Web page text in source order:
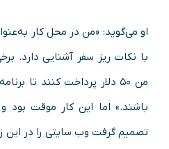
او می‌گوید: «من در محل کار
با نکات ریز سفر آشنایی دارد.
من ۵۰ دلار پرداخت کنند تا
باشند.» اما این کار موقت بود
تصمیم گرفت وب‌ سایتی را در این